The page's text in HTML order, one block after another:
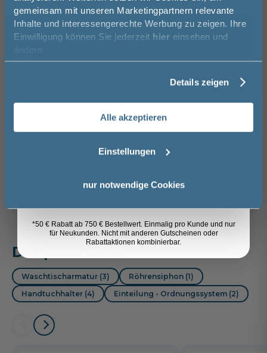
gemeinsam mit unseren Marketingpartnern relevante
Inhalte und interessengerechte Werbung zu zeigen. Ihre
Einwilligung können Sie jederzeit hier einsehen und
ändern.
Details zeigen
Alle akzeptieren
Einstellungen
nur notwendige Cookies
Glas Grau - Eiche
55,00 €
In den Warenkorb
Lieferzeit:
Vormontierte
Sicher einkaufen
Trentino
Das passt dazu
Waschtischarmatur (3)
Röhrensiphon (1)
Handtuchhalter (4)
Einteilung - Ordnungssystem (2)
Newsletter an und sparen Sie
50€* auf Ihre Bestellung!
Email
Anmelden
*50 € Rabatt ab 750 € Bestellwert. Einmalig pro Kunde und nur
für Neukunden. Nicht mit anderen Gutscheinen oder
Rabattaktionen kombinierbar.